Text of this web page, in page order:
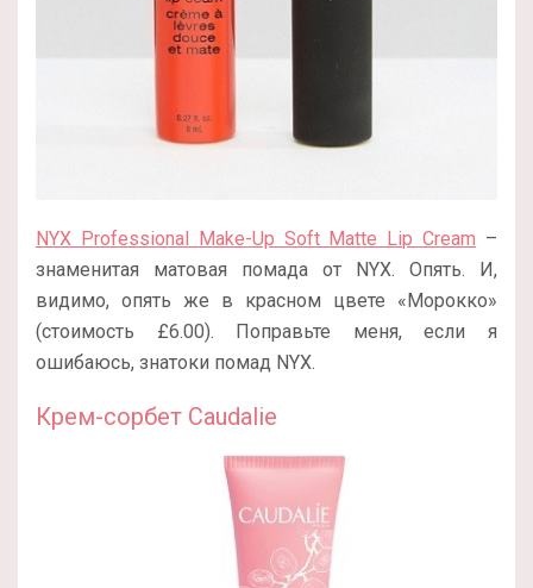
NYX Professional Make-Up Soft Matte Lip Cream –
знаменитая матовая помада от NYX. Опять. И,
видимо, опять же в красном цвете «Морокко»
(стоимость £6.00). Поправьте меня, если я
ошибаюсь, знатоки помад NYX.
Крем-сорбет Caudalie